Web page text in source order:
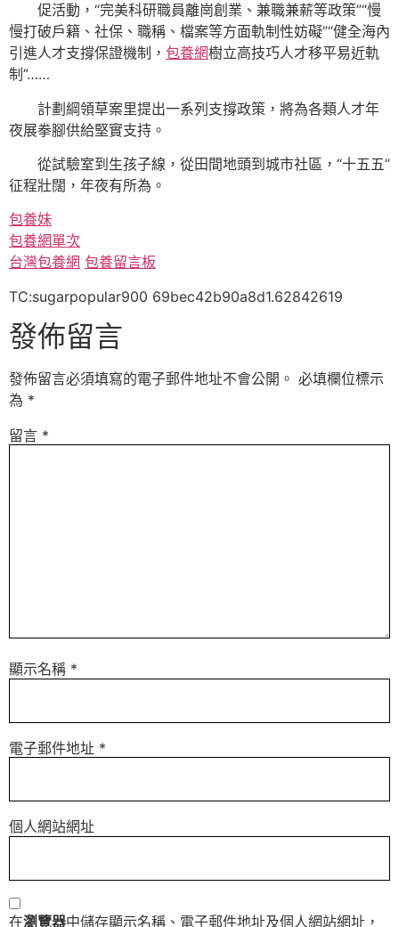
促活動，“完美科研職員離崗創業、兼職兼薪等政策”“慢
慢打破戶籍、社保、職稱、檔案等方面軌制性妨礙”“健全海內
引進人才支撐保證機制， 包養網樹立高技巧人才移平易近軌
制”……
計劃綱領草案里提出一系列支撐政策，將為各類人才年
夜展拳腳供給堅實支持。
從試驗室到生孩子線，從田間地頭到城市社區，“十五五”
征程壯闊，年夜有所為。
包養妹
包養網單次
台灣包養網 包養留言板
TC:sugarpopular900 69bec42b90a8d1.62842619
發佈留言
發佈留言必須填寫的電子郵件地址不會公開。 必填欄位標示
為 *
留言 *
顯示名稱 *
電子郵件地址 *
個人網站網址
在瀏覽器中儲存顯示名稱、電子郵件地址及個人網站網址，